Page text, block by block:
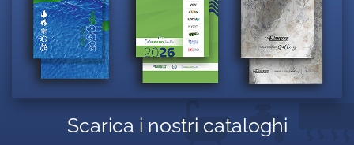
Scarica i nostri cataloghi